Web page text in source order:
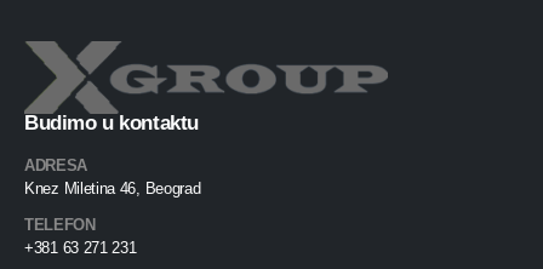
Budimo u kontaktu
ADRESA
Knez Miletina 46, Beograd
TELEFON
+381 63 271 231